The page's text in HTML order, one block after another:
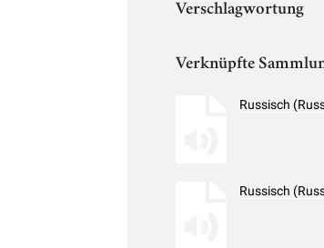
Verschlagwortung
Verknüpfte
Russisch
Russisch